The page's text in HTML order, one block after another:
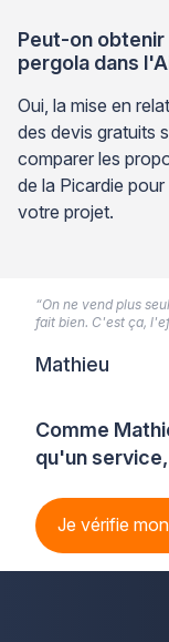
Peut-on
pergola dans
Oui, la mise en
des devis gratuits
comparer les
de la Picardie
votre projet.
Comme
qu'un
Je vérifie
“On ne vend plus
fait bien. C'est ça,
Mathieu